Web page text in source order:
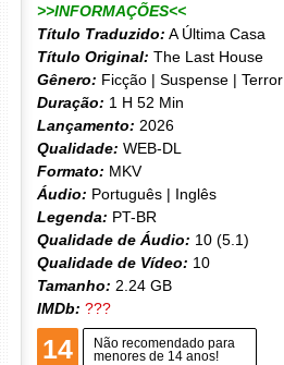
>>INFORMAÇÕES<<
Título Traduzido: A Última Casa
Título Original: The Last House
Gênero: Ficção | Suspense | Terror
Duração: 1 H 52 Min
Lançamento: 2026
Qualidade: WEB-DL
Formato: MKV
Áudio: Português | Inglês
Legenda: PT-BR
Qualidade de Áudio: 10 (5.1)
Qualidade de Vídeo: 10
Tamanho: 2.24 GB
IMDb: ???
14
Não recomendado para
menores de 14 anos!